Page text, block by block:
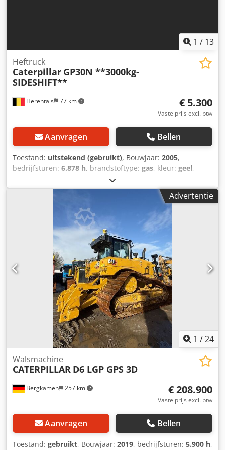
1 / 13
Herentals 77 km
Heftruck
Caterpillar GP30N **3000kg-
SIDESHIFT**
€ 5.300
Vaste prijs excl. btw
Aanvragen Bellen
Toestand: uitstekend (gebruikt), Bouwjaar: 2005,
bedrijfsturen: 6.878 h, brandstoftype: gas, kleur: geel,
Bouwjaar: 2005 Technische staat: zeer goed
Dcedezqvxbepfx Aguek Optische staat: zeer goed Neem
contact op met Thierry Leemans voor meer informatie.
Advertentie
1 /24
Bergkamen 257 km
Walsmachine
CATERPILLAR D6 LGP GPS 3D
€ 208.900
Vaste prijs excl. btw
Aanvragen Bellen
Toestand: gebruikt, Bouwjaar: 2019, bedrijfsturen: 5.900 h,